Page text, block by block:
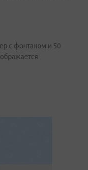
с фонтаном и 50